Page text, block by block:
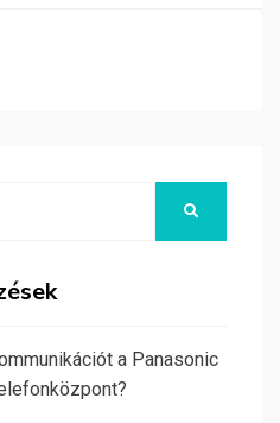
a Panasonic